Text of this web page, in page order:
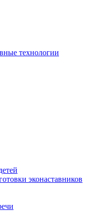
технологии
эконаставников